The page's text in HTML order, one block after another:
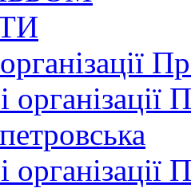
організації
організації